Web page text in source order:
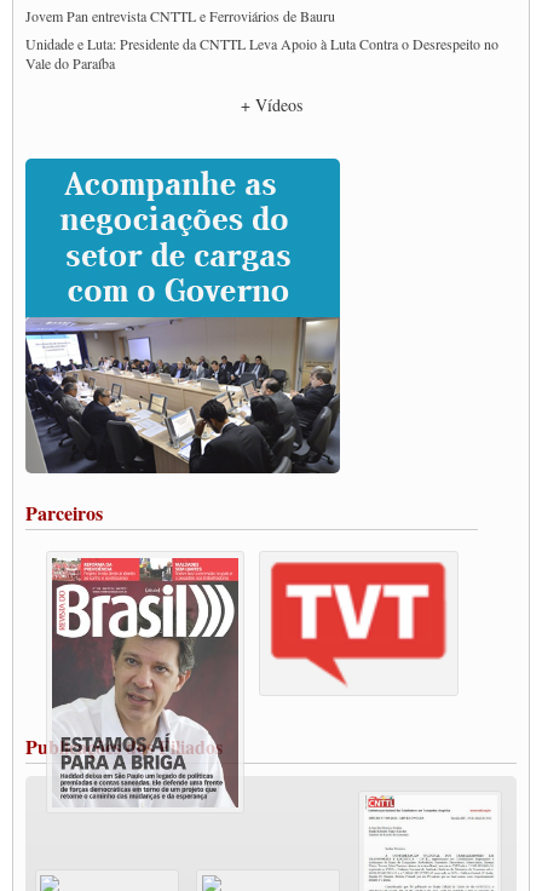
Jovem Pan entrevista CNTTL e Ferroviários de Bauru
Unidade e Luta: Presidente da CNTTL Leva Apoio à Luta Contra o Desrespeito no
Vale do Paraíba
CNTTL e entidades dos caminhoneiros conversam com governo Lula sobre pautas
Caminhoneiros prometem paralisação e cobram diálogo com Lula
CNTTL e lideranças de caminhoneiros participam de debate sobre saúde nas
rodovias
Paulinho e Litti debatem política global para transporte rodoviário de cargas na
SUTCRA no Uruguai
Grande Conquista da Categoria transporte de Cargas e Caminhoneiros Autonomos
ENCONTRO INTERNACIONAL EM APOIO A CLASSE TRABALHADORA
DO BRASIL E A ELEIÇÃO 2022
Carta às Brasileiras e aos Brasileiros em Defesa do Estado Democrático de Direito
Paulinho, presidente da CNTTL, faz balanço do 3º Congresso da CNTTL
Caminhoneiros aprovam greve a partir do 1º de novembro
Rodoviários de Feira Santana fazem Assembleia para avaliar proposta de reajuste
salarial
Vacina Já: Lockdown de 24 horas dos trabalhadores em transportes está mantido,
Condutores de Guarulhos farão greve sanitária nesta terça-feira (20)
Paralisação dos Caminhoneiros na #BR285, entrocamento que liga o Mercosul ao
Rio Grande
Caminhoneiros bloqueiam duas faixas na Castello Branco e fazem protesto
Modal-Live #13 Aumento da Violência Contra Mulher e o Adoecimento da Classe
Trabalhadora em Tempos de Pandemia
MODAL-LIVE#12 POLÍTICAS PÚBLICAS DE TRANSPORTE PARA A
CLASSE TRABALHADORA E ELEIÇÕES NA PANDEMIA
MODAL-LIVE#11 POLÍTICAS PÚBLICAS DE TRANSPORTE
JUVENTUDE DO TRANSPORTE: POR QUE DEVEMOS NOS ORGANIZAR?
Fabio Primo testa positivo para Coronavírus, mas está bem de saúde
Modal-Live#9 Quais são os direitos dos trabalhador@s que contraem a Covid-19 na
+ Vídeos
Parceiros
Publicações dos Filiados